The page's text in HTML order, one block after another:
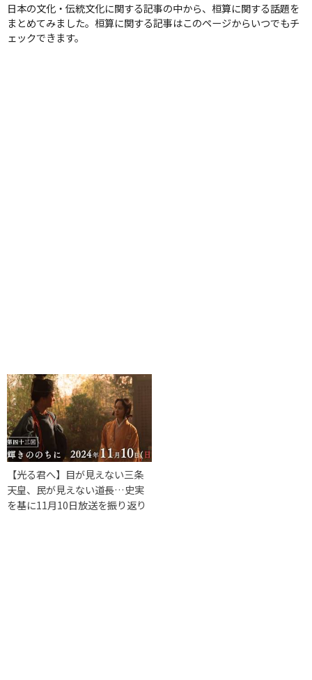
日本の文化・伝統文化に関する記事の中から、桓算に関する話題を
まとめてみました。桓算に関する記事はこのページからいつでもチ
ェックできます。
【光る君へ】目が見えない三条
天皇、民が見えない道長…史実
を基に11月10日放送を振り返り